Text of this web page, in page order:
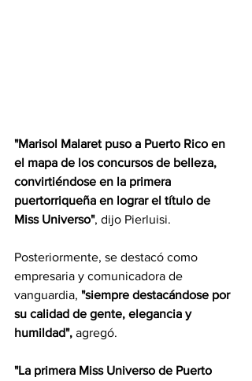
"Marisol Malaret puso a Puerto Rico en
el mapa de los concursos de belleza,
convirtiéndose en la primera
puertorriqueña en lograr el título de
Miss Universo", dijo Pierluisi.
Posteriormente, se destacó como
empresaria y comunicadora de
vanguardia, "siempre destacándose por
su calidad de gente, elegancia y
humildad", agregó.
"La primera Miss Universo de Puerto